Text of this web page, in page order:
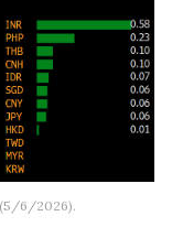
(5/6/2026).